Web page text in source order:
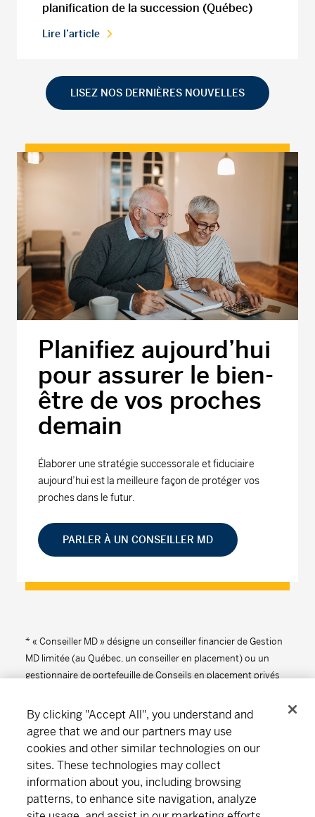
planification de la succession (Québec)
Lire l’article
LISEZ NOS DERNIÈRES NOUVELLES
Planifiez aujourd’hui
pour assurer le bien-
être de vos proches
demain
Élaborer une stratégie successorale et fiduciaire
aujourd’hui est la meilleure façon de protéger vos
proches dans le futur.
PARLER À UN CONSEILLER MD
* « Conseiller MD » désigne un conseiller financier de Gestion
MD limitée (au Québec, un conseiller en placement) ou un
gestionnaire de portefeuille de Conseils en placement privés
By clicking "Accept All", you understand and
agree that we and our partners may use
cookies and other similar technologies on our
sites. These technologies may collect
information about you, including browsing
patterns, to enhance site navigation, analyze